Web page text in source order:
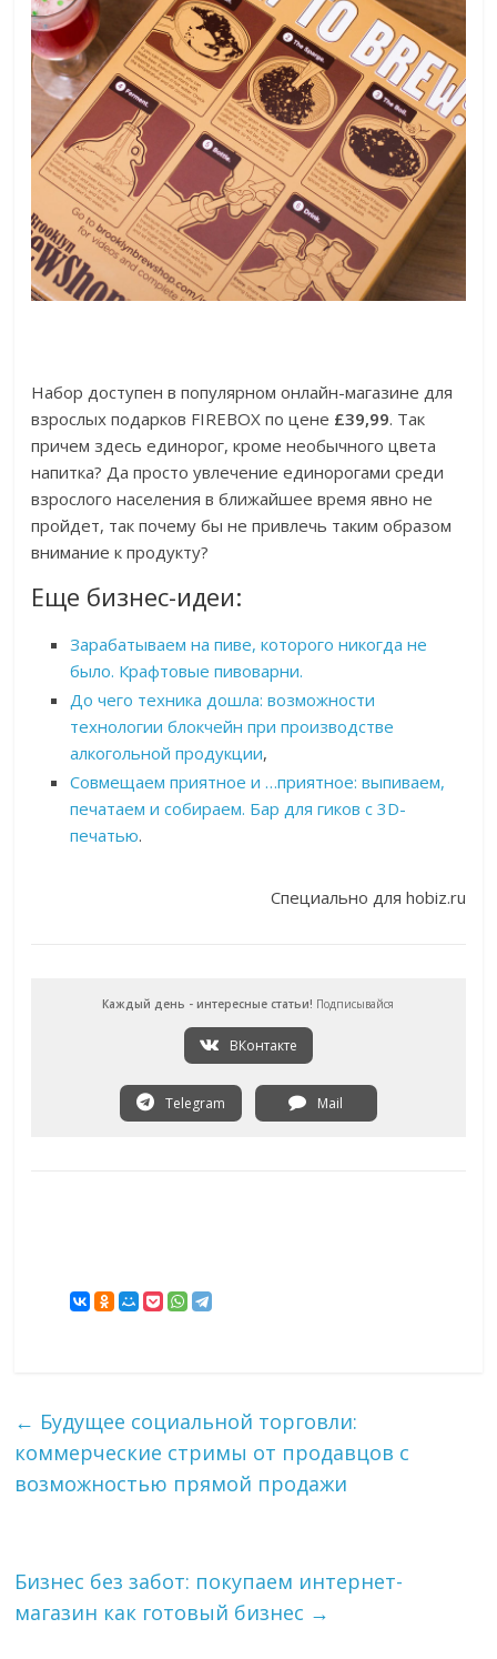
Набор доступен в популярном онлайн-магазине для
взрослых подарков FIREBOX по цене £39,99. Так
причем здесь единорог, кроме необычного цвета
напитка? Да просто увлечение единорогами среди
взрослого населения в ближайшее время явно не
пройдет, так почему бы не привлечь таким образом
внимание к продукту?
Еще бизнес-идеи:
Зарабатываем на пиве, которого никогда не
было. Крафтовые пивоварни.
До чего техника дошла: возможности
технологии блокчейн при производстве
алкогольной продукции,
Совмещаем приятное и …приятное: выпиваем,
печатаем и собираем. Бар для гиков с 3D-
печатью.
Специально для hobiz.ru
Каждый день - интересные статьи! Подписывайся
ВКонтакте
Telegram Mail
← Будущее социальной торговли:
коммерческие стримы от продавцов с
возможностью прямой продажи
Бизнес без забот: покупаем интернет-
магазин как готовый бизнес →